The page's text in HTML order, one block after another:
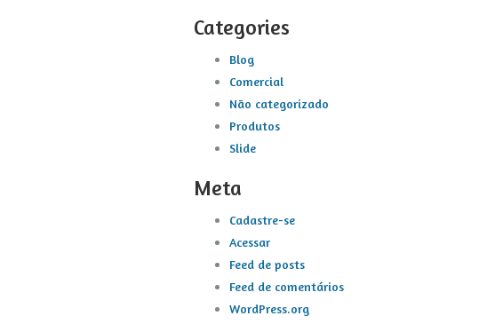
Categories
Blog
Comercial
Não categorizado
Produtos
Slide
Meta
Cadastre-se
Acessar
Feed de posts
Feed de comentários
WordPress.org